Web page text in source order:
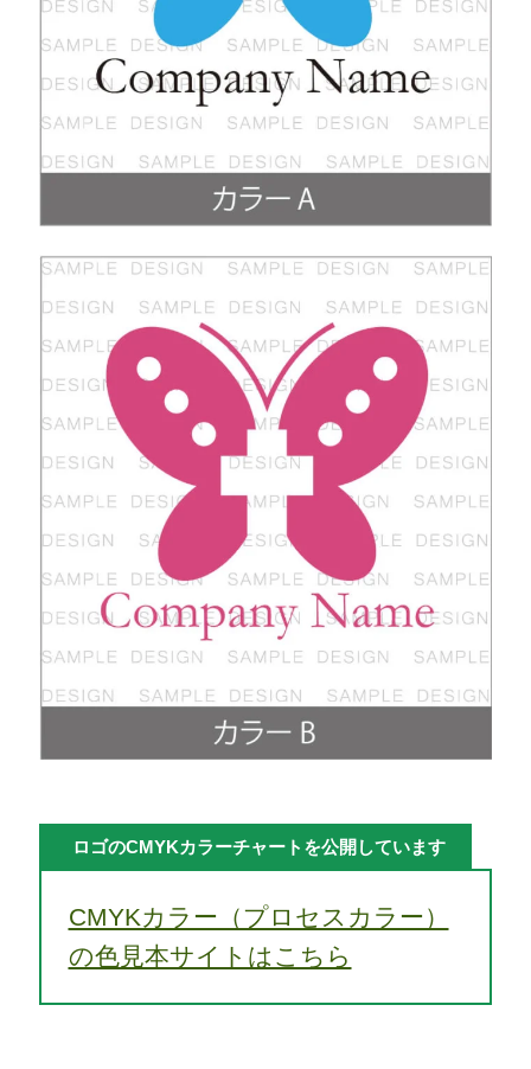
ロゴのCMYKカラーチャートを公開しています
CMYKカラー（プロセスカラー）
の色見本サイトはこちら